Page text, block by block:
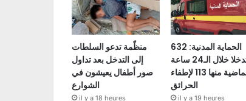
منظّمة تدعو السلطات
إلى التدخل بعد تداول
صور أطفال يعيشون في
الشوارع
il y a 18 heures
الحماية المدنية: 632
تدخلا خلال الـ24 ساعة
الماضية منها 113 لإطفاء
الحرائق
il y a 19 heures